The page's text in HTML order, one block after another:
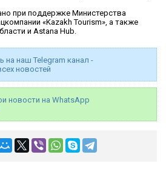
при поддержке Министерства
«Kazakh Tourism», а также
и Astana Hub.
на наш Telegram канал -
новостей
новости на WhatsApp